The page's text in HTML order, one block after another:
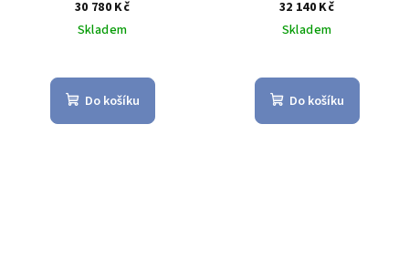
30 780 Kč
Skladem
Do košíku
32 140 Kč
Skladem
Do košíku